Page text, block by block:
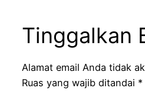
Tinggalkan
Alamat email Anda tidak
Ruas yang wajib ditandai *